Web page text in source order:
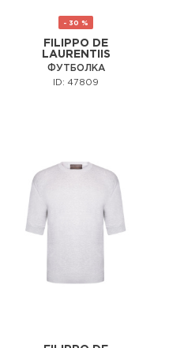
- 30 %
FILIPPO DE
LAURENTIIS
ФУТБОЛКА
ID: 47809